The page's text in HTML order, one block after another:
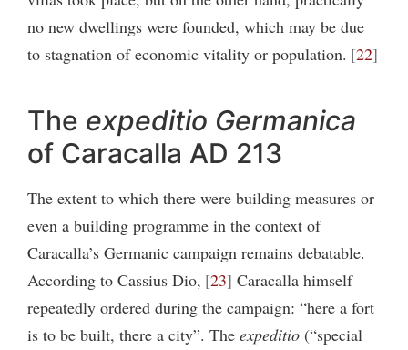
no new dwellings were founded, which may be due
to stagnation of economic vitality or population. 22
The expeditio Germanica
of Caracalla AD 213
The extent to which there were building measures or
even a building programme in the context of
Caracalla’s Germanic campaign remains debatable.
According to Cassius Dio, 23 Caracalla himself
repeatedly ordered during the campaign: “here a fort
is to be built, there a city”. The expeditio (“special